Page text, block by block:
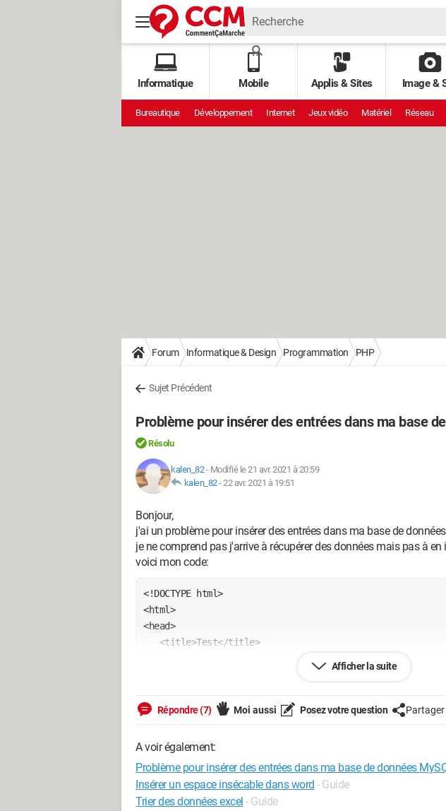
Informatique Mobile Applis & Sites Image &
Bureautique Développement Internet Jeux vidéo Matériel Réseau
Forum Informatique & Design Programmation PHP
Sujet Précédent
Problème pour insérer des entrées dans ma base
Résolu
kalen_82- Modifié le 21 avr. 2021 à 20:59
kalen_82-22 avr. 2021 à 19:51
Bonjour,
j'ai un problème pour insérer des entrées dans ma base de
je ne comprend pas j'arrive à récupérer des données mais pas à en
voici mon code:
<!DOCTYPE html>
<html>
<head>
<form method="POST" action="">
   <input type="submit" name="OK">
</form>
<?php
Afficher la suite
Répondre (7) Moi aussi Posez votre question Partager
A voir également:
Problème pour insérer des entrées dans ma base de données
Insérer un espace insécable dans word - Guide
Trier des données excel - Guide